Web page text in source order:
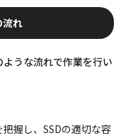
流れ
うな流れで作業を行い
握し、 SSDの適切な容